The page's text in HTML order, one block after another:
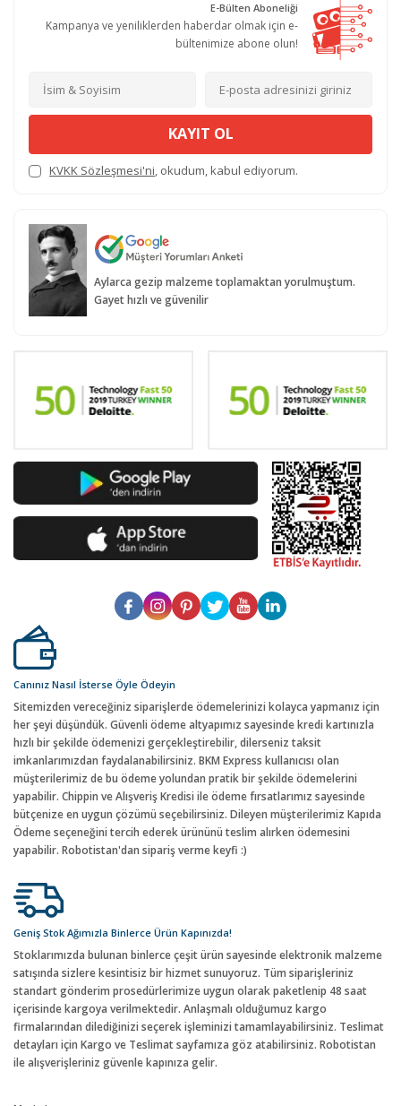
E-Bülten Aboneliği
Kampanya ve yeniliklerden haberdar olmak için e-
bültenimize abone olun!
KAYIT OL
KVKK Sözleşmesi'ni , okudum, kabul ediyorum.
Aylarca gezip malzeme toplamaktan yorulmuştum.
Gayet hızlı ve güvenilir
Canınız Nasıl İsterse Öyle Ödeyin
Sitemizden vereceğiniz siparişlerde ödemelerinizi kolayca yapmanız için
her şeyi düşündük. Güvenli ödeme altyapımız sayesinde kredi kartınızla
hızlı bir şekilde ödemenizi gerçekleştirebilir, dilerseniz taksit
imkanlarımızdan faydalanabilirsiniz. BKM Express kullanıcısı olan
müşterilerimiz de bu ödeme yolundan pratik bir şekilde ödemelerini
yapabilir. Chippin ve Alışveriş Kredisi ile ödeme fırsatlarımız sayesinde
bütçenize en uygun çözümü seçebilirsiniz. Dileyen müşterilerimiz Kapıda
Ödeme seçeneğini tercih ederek ürününü teslim alırken ödemesini
yapabilir. Robotistan'dan sipariş verme keyfi :)
Geniş Stok Ağımızla Binlerce Ürün Kapınızda!
Stoklarımızda bulunan binlerce çeşit ürün sayesinde elektronik malzeme
satışında sizlere kesintisiz bir hizmet sunuyoruz. Tüm siparişleriniz
standart gönderim prosedürlerimize uygun olarak paketlenip 48 saat
içerisinde kargoya verilmektedir. Anlaşmalı olduğumuz kargo
firmalarından dilediğinizi seçerek işleminizi tamamlayabilirsiniz. Teslimat
detayları için Kargo ve Teslimat sayfamıza göz atabilirsiniz. Robotistan
ile alışverişleriniz güvenle kapınıza gelir.